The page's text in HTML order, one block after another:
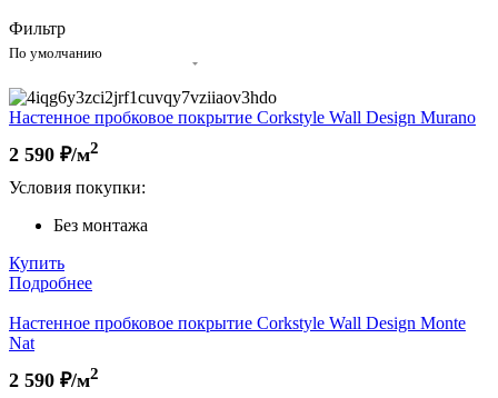
Фильтр
По умолчанию
Настенное пробковое покрытие Corkstyle Wall Design Murano
2 590 ₽/м2
Условия покупки:
Без монтажа
Купить
Подробнее
Настенное пробковое покрытие Corkstyle Wall Design Monte
Nat
2 590 ₽/м2